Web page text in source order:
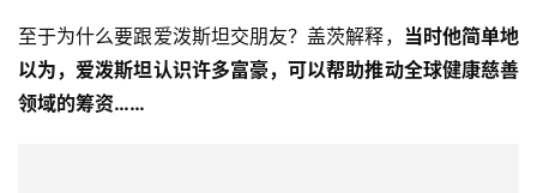
至于为什么要跟爱泼斯坦交朋友？盖茨解释， 当时他简单地
以为，爱泼斯坦认识许多富豪，可以帮助推动全球健康慈善
领域的筹资……